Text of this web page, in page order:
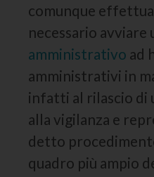
comunque
necessario avviare
amministrativo ad
amministrativi in
infatti al rilascio di
alla vigilanza e
detto
quadro più ampio